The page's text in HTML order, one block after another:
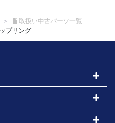
取扱い中古パーツ一覧
プリング